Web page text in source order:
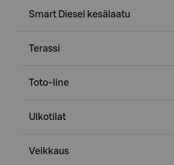
Smart Diesel kesälaatu
Terassi
Toto-line
Ulkotilat
Veikkaus